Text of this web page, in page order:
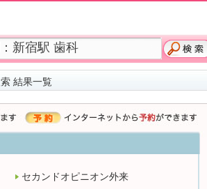
結果一覧
セカンドオピニオン外来